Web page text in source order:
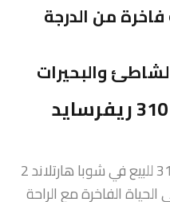
من الدرجة
والبحيرات
مرحبًا بكم في شقق 310 ريفرسايد
تقع شقق ريفرسايد كريسنت 310 للبيع في شوبا هارتلاند 2
الفاخرة مع الراحة